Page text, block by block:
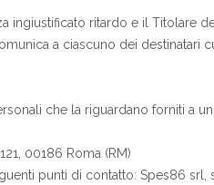
ritardo e il Titolare
a ciascuno dei destinatari
che la riguardano forniti a
00186 Roma (RM)
punti di contatto: Spes86 srl,